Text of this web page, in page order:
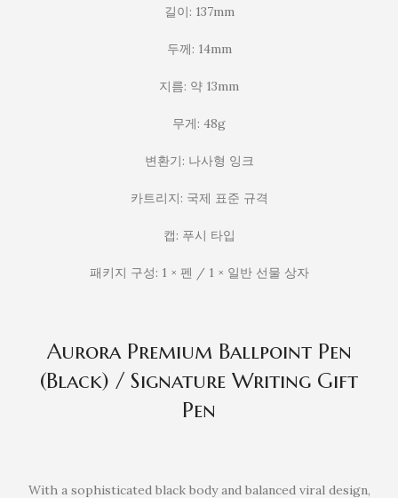
길이: 137mm
두께: 14mm
지름: 약 13mm
무게: 48g
변환기: 나사형 잉크
카트리지: 국제 표준 규격
캡: 푸시 타입
패키지 구성: 1 × 펜 / 1 × 일반 선물 상자
Aurora Premium Ballpoint Pen
(Black) / Signature Writing Gift
Pen
With a sophisticated black body and balanced viral design,